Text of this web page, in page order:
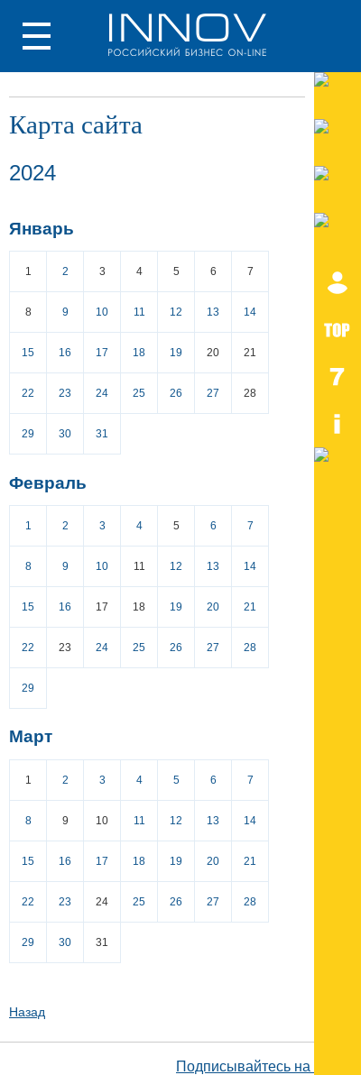
Карта сайта
2024
Январь
1 2 3 4 5 6 7
8 9 10 11 12 13 14
15 16 17 18 19 20 21
22 23 24 25 26 27 28
29 30 31
Февраль
1 2 3 4 5 6 7
8 9 10 11 12 13 14
15 16 17 18 19 20 21
22 23 24 25 26 27 28
29
Март
1 2 3 4 5 6 7
8 9 10 11 12 13 14
15 16 17 18 19 20 21
22 23 24 25 26 27 28
29 30 31
Назад
Подписывайтесь на наш